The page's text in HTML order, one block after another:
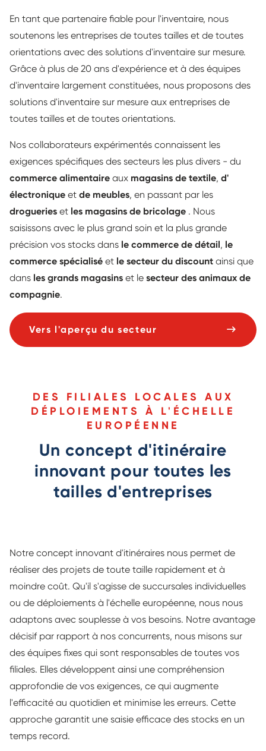
En tant que partenaire fiable pour l'inventaire, nous
soutenons les entreprises de toutes tailles et de toutes
orientations avec des solutions d'inventaire sur mesure.
Grâce à plus de 20 ans d'expérience et à des équipes
d'inventaire largement constituées, nous proposons des
solutions d'inventaire sur mesure aux entreprises de
toutes tailles et de toutes orientations.
Nos collaborateurs expérimentés connaissent les
exigences spécifiques des secteurs les plus divers - du
commerce alimentaire aux magasins de textile, d'
électronique et de meubles, en passant par les
drogueries et les magasins de bricolage . Nous
saisissons avec le plus grand soin et la plus grande
précision vos stocks dans le commerce de détail, le
commerce spécialisé et le secteur du discount ainsi que
dans les grands magasins et le secteur des animaux de
compagnie.
Vers l'aperçu du secteur
DES FILIALES LOCALES AUX
DÉPLOIEMENTS À L'ÉCHELLE
EUROPÉENNE
Un concept d'itinéraire
innovant pour toutes les
tailles d'entreprises
Notre concept innovant d'itinéraires nous permet de
réaliser des projets de toute taille rapidement et à
moindre coût. Qu'il s'agisse de succursales individuelles
ou de déploiements à l'échelle européenne, nous nous
adaptons avec souplesse à vos besoins. Notre avantage
décisif par rapport à nos concurrents, nous misons sur
des équipes fixes qui sont responsables de toutes vos
filiales. Elles développent ainsi une compréhension
approfondie de vos exigences, ce qui augmente
l'efficacité au quotidien et minimise les erreurs. Cette
approche garantit une saisie efficace des stocks en un
temps record.